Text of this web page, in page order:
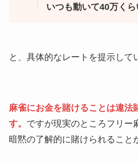
いつも動いて40万くら
と、具体的なレートを提示して
麻雀にお金を賭けることは違法
す。 ですが現実のところフリー
暗黙の了解的に賭けられること